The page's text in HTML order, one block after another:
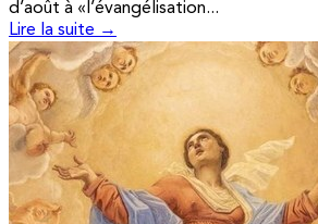
d’août à «l’évangélisation...
Lire la suite →